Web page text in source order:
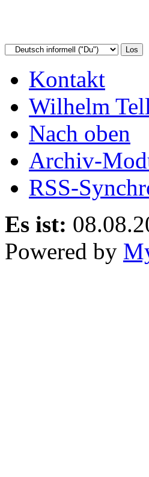
Kontakt
Wilhelm
Nach oben
Archiv-
RSS-
Es ist:
Powered by